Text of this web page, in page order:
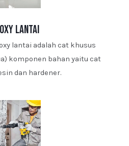
lantai
lantai adalah cat khusus
komponen bahan yaitu cat
dan hardener.